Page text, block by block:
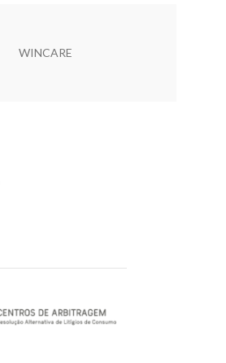
WINCARE